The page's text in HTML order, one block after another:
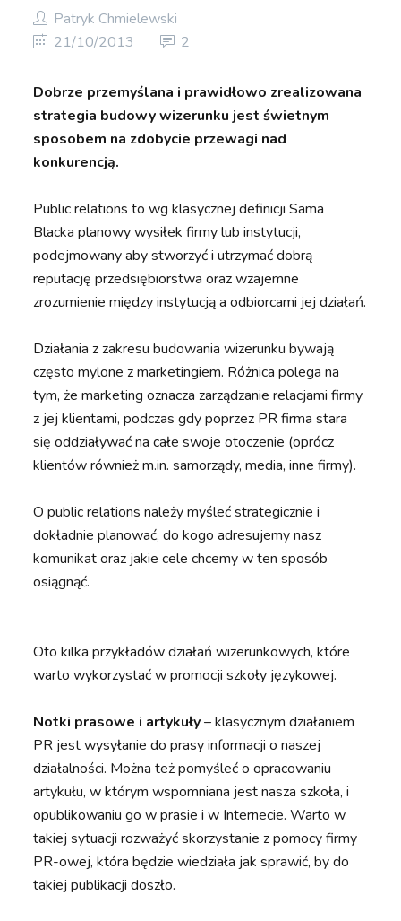
Patryk Chmielewski
21/10/2013
2
Dobrze przemyślana i prawidłowo zrealizowana
strategia budowy wizerunku jest świetnym
sposobem na zdobycie przewagi nad
konkurencją.
Public relations to wg klasycznej definicji Sama
Blacka planowy wysiłek firmy lub instytucji,
podejmowany aby stworzyć i utrzymać dobrą
reputację przedsiębiorstwa oraz wzajemne
zrozumienie między instytucją a odbiorcami jej działań.
Działania z zakresu budowania wizerunku bywają
często mylone z marketingiem. Różnica polega na
tym, że marketing oznacza zarządzanie relacjami firmy
z jej klientami, podczas gdy poprzez PR firma stara
się oddziaływać na całe swoje otoczenie (oprócz
klientów również m.in. samorządy, media, inne firmy).
O public relations należy myśleć strategicznie i
dokładnie planować, do kogo adresujemy nasz
komunikat oraz jakie cele chcemy w ten sposób
osiągnąć.
Oto kilka przykładów działań wizerunkowych, które
warto wykorzystać w promocji szkoły językowej.
Notki prasowe i artykuły– klasycznym działaniem
PR jest wysyłanie do prasy informacji o naszej
działalności. Można też pomyśleć o opracowaniu
artykułu, w którym wspomniana jest nasza szkoła, i
opublikowaniu go w prasie i w Internecie. Warto w
takiej sytuacji rozważyć skorzystanie z pomocy firmy
PR-owej, która będzie wiedziała jak sprawić, by do
takiej publikacji doszło.